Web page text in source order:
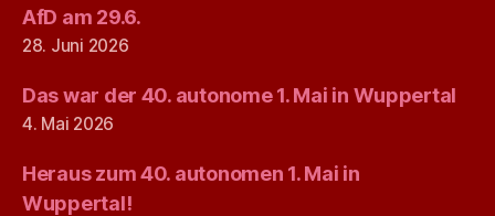
AfD am 29.6.
28. Juni 2026
Das war der 40. autonome 1. Mai in Wuppertal
4. Mai 2026
Heraus zum 40. autonomen 1. Mai in
Wuppertal!